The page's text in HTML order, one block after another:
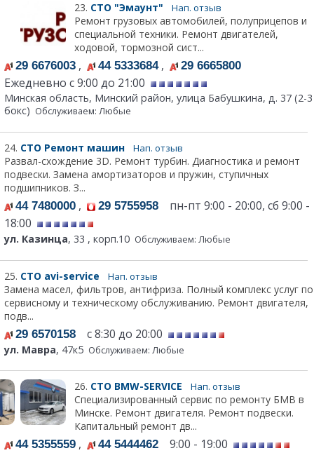
23. СТО "Эмаунт" Нап. отзыв
Ремонт грузовых автомобилей, полуприцепов и
специальной техники. Ремонт двигателей,
ходовой, тормозной сист...
29 6676003 , 44 5333684, 29 6665800
Ежедневно с 9:00 до 21:00
Минская область, Минский район, улица Бабушкина, д. 37 (2-3
бокс) Обслуживаем: Любые
24. СТО Ремонт машин Нап. отзыв
Развал-схождение 3D. Ремонт турбин. Диагностика и ремонт
подвески. Замена амортизаторов и пружин, ступичных
подшипников. З...
44 7480000 , 29 5755958 пн-пт 9:00 - 20:00, сб 9:00 -
18:00
ул. Казинца, 33 , корп.10 Обслуживаем: Любые
25. СТО avi-service Нап. отзыв
Замена масел, фильтров, антифриза. Полный комплекс услуг по
сервисному и техническому обслуживанию. Ремонт двигателя,
подв...
29 6570158 с 8:30 до 20:00
ул. Мавра, 47к5 Обслуживаем: Любые
26. СТО BMW-SERVICE Нап. отзыв
Специализированный сервис по ремонту БМВ в
Минске. Ремонт двигателя. Ремонт подвески.
Капитальный ремонт дв...
44 5355559 , 44 5444462 9:00 - 19:00